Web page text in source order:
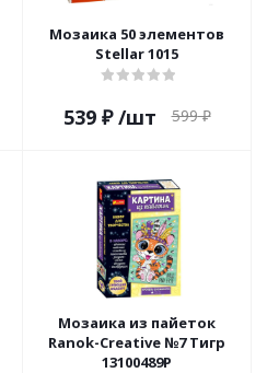
Мозаика 50 элементов
Stellar 1015
539₽ /шт 599₽
Мозаика из пайеток
Ranok-Creative №7 Тигр
13100489Р